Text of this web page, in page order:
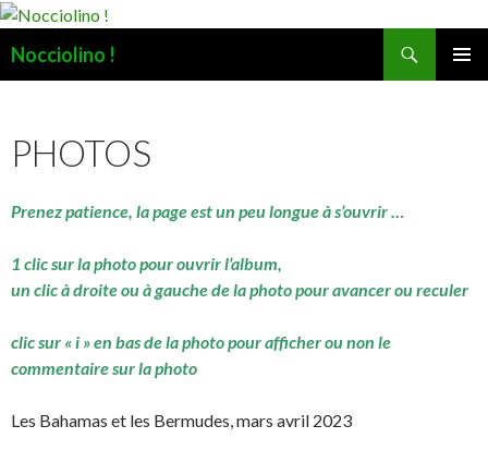
Nocciolino !
PHOTOS
Prenez patience, la page est un peu longue à s’ouvrir …
1 clic sur la photo pour ouvrir l’album,
un clic à droite ou à gauche de la photo pour avancer ou reculer
clic sur « i » en bas de la photo pour afficher ou non le
commentaire sur la photo
Les Bahamas et les Bermudes, mars avril 2023